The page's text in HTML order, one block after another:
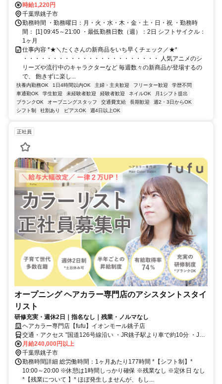
場合交通費全額支給
時給1,220円
千葉県銚子市
勤務時間 ・勤務曜日：月・火・水・木・金・土・日・祝 ・勤務時
間： [1] 09:45～21:00 ・最低勤務日数（週）：2日 シフトサイクル：
1ヶ月
仕事内容 *★＼たくさんの新商品をいち早くチェック／★*
・・・・・・・・・・・・・・・・・・・・・・・ 人気アニメのシ
リーズや流行中のキャラクターなど 毎週数々の新商品が登場するの
で、 飽きずに楽し...
扶養内勤務OK 1日4時間以内OK 主婦・主夫歓迎 フリーター歓迎
学歴不問
車通勤OK
学生歓迎 未経験者歓迎 経験者歓迎 ネイルOK
月1シフト提出
ブランクOK
オープニングスタッフ 交通費支給 長期歓迎
週2・3日からOK
シフト制
社割あり ピアスOK 週4日以上OK
正社員
オープニング ヘアカラー専門店のアシスタントスタイ
リスト
研修充実・週休2日｜指名なし｜残業・ノルマなし
ヘアカラー専門店【fufu】イオンモール銚子店
交通・アクセス "国道126号線沿い ・JR銚子駅より車で約10分 ・JR
旭駅より車で約30分"
月給240,000円以上
千葉県銚子市
勤務時間詳細 総労働時間：1ヶ月あたり177時間 *【シフト制】*
10:00～20:00 ※休憩は1時間しっかり確保 ※残業なし ※定休日 なし
*【残業について 】* ほぼ発生しませんが、もし...